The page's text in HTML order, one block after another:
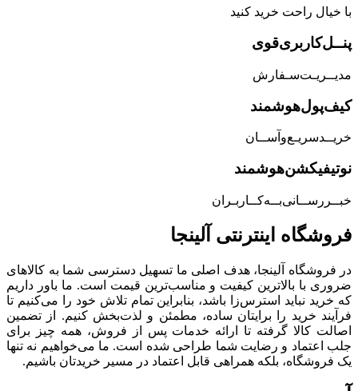
با خیال راحت خرید کنید
پنــل‌کاربری‌قوی
مدیــریـت‌سـفارش
کیف‌پول‌هوشمند
خریــد‌سریـع‌و‌آســان
نوتیفیکشن‌هوشمند
خبــررســانی‌بــه‌کــاربـران
فروشگاه‌ اینترنتی‌ آلینجا
در فروشگاه آلینجا، هدف اصلی ما تسهیل دسترسی شما به کالاهای
ضروری با بالاترین کیفیت و مناسب‌ترین قیمت است. ما باور داریم
که خرید نباید استرس‌زا باشد، بنابراین تمام تلاش خود را می‌کنیم تا
فرآیند خرید را برایتان ساده، مطمئن و لذت‌بخش کنیم. از تضمین
اصالت کالا گرفته تا ارائه خدمات پس از فروش، همه چیز برای
جلب اعتماد و رضایت شما طراحی شده است. ما می‌خواهیم نه تنها
یک فروشگاه، بلکه همراهی قابل اعتماد در مسیر خریدتان باشیم.